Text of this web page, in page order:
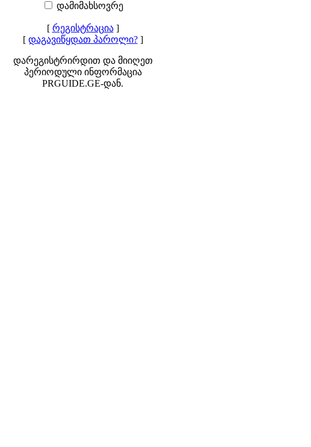
დამიმახსოვრე
[ რეგისტრაცია]
[ დაგავიწყდათ პაროლი?]
დარეგისტრირდით და მიიღეთ
პერიოდული ინფორმაცია
PRGUIDE.GE-დან.